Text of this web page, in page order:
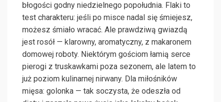
błogości godny niedzielnego popołudnia. Flaki to
test charakteru: jeśli po misce nadal się śmiejesz,
możesz śmiało wracać. Ale prawdziwą gwiazdą
jest rosół — klarowny, aromatyczny, z makaronem
domowej roboty. Niektórym gościom łamią serce
pierogi z truskawkami poza sezonem, ale latem to
już poziom kulinarnej nirwany. Dla miłośników
mięsa: golonka — tak soczysta, że odeszła od